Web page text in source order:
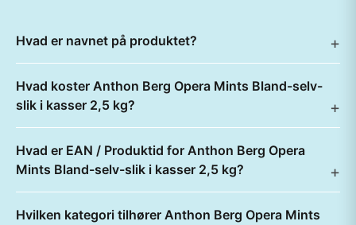
Hvad er navnet på produktet?
Hvad koster Anthon Berg Opera Mints Bland-selv-
slik i kasser 2,5 kg?
Hvad er EAN / Produktid for Anthon Berg Opera
Mints Bland-selv-slik i kasser 2,5 kg?
Hvilken kategori tilhører Anthon Berg Opera Mints